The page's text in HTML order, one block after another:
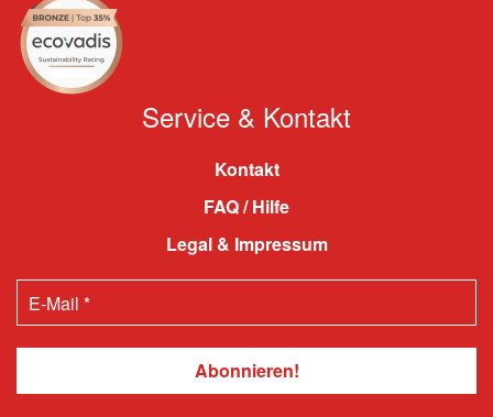
Service & Kontakt
Kontakt
FAQ / Hilfe
Legal & Impressum